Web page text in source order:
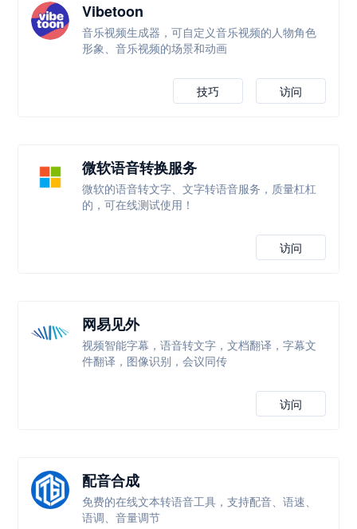
Vibetoon
音乐视频生成器，可自定义音乐视频的人物角色
形象、音乐视频的场景和动画
访问
技巧
微软语音转换服务
微软的语音转文字、文字转语音服务，质量杠杠
的，可在线测试使用！
访问
网易见外
视频智能字幕，语音转文字，文档翻译，字幕文
件翻译，图像识别，会议同传
访问
配音合成
免费的在线文本转语音工具，支持配音、语速、
语调、音量调节